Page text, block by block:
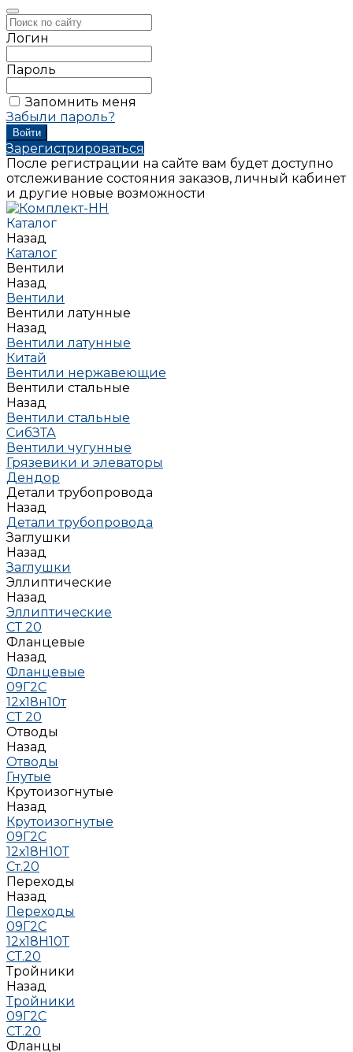
Логин
Пароль
Запомнить меня
Забыли пароль?
Зарегистрироваться
После регистрации на сайте вам будет доступно
отслеживание состояния заказов, личный кабинет
и другие новые возможности
Каталог
Назад
Каталог
Вентили
Назад
Вентили
Вентили латунные
Назад
Вентили латунные
Китай
Вентили нержавеющие
Вентили стальные
Назад
Вентили стальные
СибЗТА
Вентили чугунные
Грязевики и элеваторы
Дендор
Детали трубопровода
Назад
Детали трубопровода
Заглушки
Назад
Заглушки
Эллиптические
Назад
Эллиптические
СТ 20
Фланцевые
Назад
Фланцевые
09Г2С
12х18н10т
СТ 20
Отводы
Назад
Отводы
Гнутые
Крутоизогнутые
Назад
Крутоизогнутые
09Г2С
12х18Н10Т
Ст.20
Переходы
Назад
Переходы
09Г2С
12х18Н10Т
СТ.20
Тройники
Назад
Тройники
09Г2С
СТ.20
Фланцы